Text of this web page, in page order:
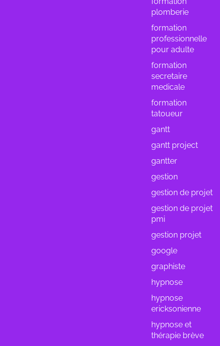
plomberie
formation
professionnelle
pour adulte
formation
secretaire
medicale
formation
tatoueur
gantt
gantt project
gantter
gestion
gestion de projet
gestion de projet
pmi
gestion projet
google
graphiste
hypnose
hypnose
ericksonienne
hypnose et
thérapie brève